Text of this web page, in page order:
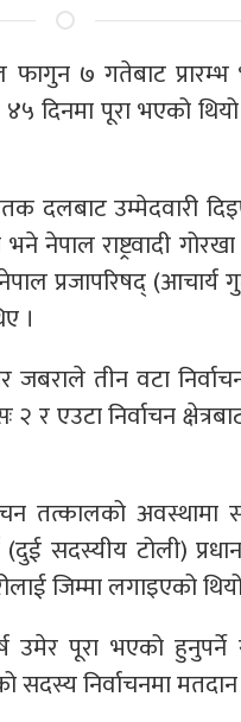
७ गतेबाट प्रारम्भ
दिनमा पूरा भएको
दलबाट उम्मेदवारी
नेपाल राष्ट्रवादी
प्रजापरिषद् (आचार्य
।
जबराले तीन वटा
र एउटा निर्वाचन
तत्कालको
(दुई सदस्यीय टोली)
जिम्मा लगाइएको
उमेर पूरा भएको
निर्वाचनमा मतदान